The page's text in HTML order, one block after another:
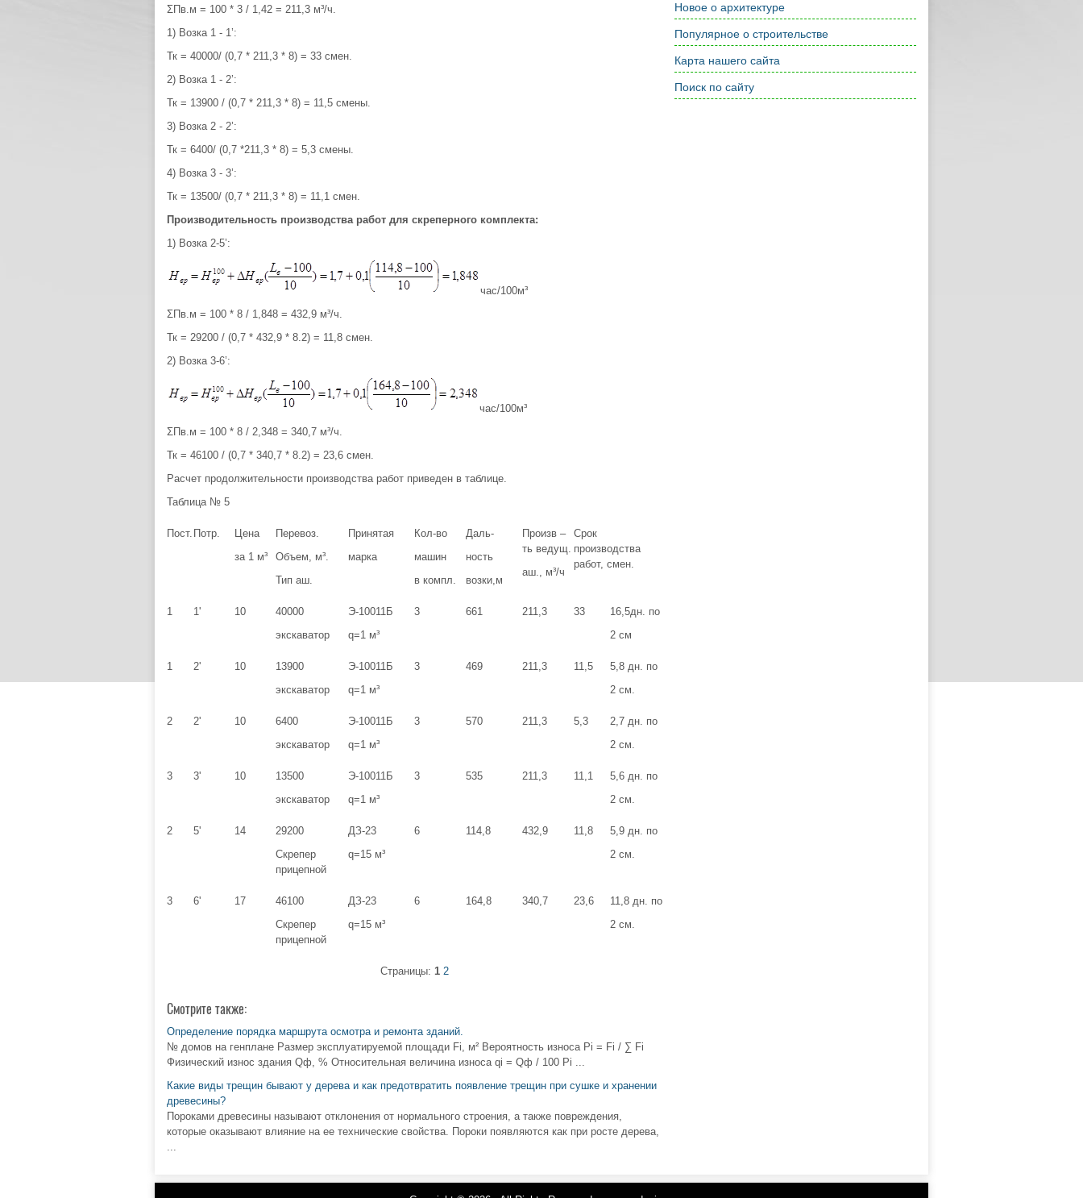
ΣПв.м = 100 * 3 / 1,42 = 211,3 м³/ч.
1) Возка 1 - 1’:
Тк = 40000/ (0,7 * 211,3 * 8) = 33 смен.
2) Возка 1 - 2’:
Тк = 13900 / (0,7 * 211,3 * 8) = 11,5 смены.
3) Возка 2 - 2’:
Тк = 6400/ (0,7 *211,3 * 8) = 5,3 смены.
4) Возка 3 - 3’:
Тк = 13500/ (0,7 * 211,3 * 8) = 11,1 смен.
Производительность производства работ для скреперного комплекта:
1) Возка 2-5’:
час/100м³
ΣПв.м = 100 * 8 / 1,848 = 432,9 м³/ч.
Тк = 29200 / (0,7 * 432,9 * 8.2) = 11,8 смен.
2) Возка 3-6’:
час/100м³
ΣПв.м = 100 * 8 / 2,348 = 340,7 м³/ч.
Тк = 46100 / (0,7 * 340,7 * 8.2) = 23,6 смен.
Расчет продолжительности производства работ приведен в таблице.
Таблица № 5
Пост. Потр.
Цена
за 1 м³
Перевоз.
Объем, м³.
Тип аш.
Принятая
марка
Кол-во
машин
в компл.
Даль-
ность
возки,м
Произв –
ть ведущ.
аш., м³/ч
Срок
производства
работ, смен.
1 1' 10
40000
экскаватор
Э-10011Б
q=1 м³
3 661 211,3 33
16,5дн. по
2 см
1 2' 10
13900
экскаватор
Э-10011Б
q=1 м³
3 469 211,3 11,5
5,8 дн. по
2 см.
2 2' 10
6400
экскаватор
Э-10011Б
q=1 м³
3 570 211,3 5,3
2,7 дн. по
2 см.
3 3' 10
13500
экскаватор
Э-10011Б
q=1 м³
3 535 211,3 11,1
5,6 дн. по
2 см.
2 5' 14
29200
Скрепер
прицепной
ДЗ-23
q=15 м³
6 114,8 432,9 11,8
5,9 дн. по
2 см.
3 6' 17
46100
Скрепер
прицепной
ДЗ-23
q=15 м³
6 164,8 340,7 23,6
11,8 дн. по
2 см.
Страницы: 1 2
Смотрите также:
Определение порядка маршрута осмотра и ремонта зданий.
№ домов на генплане Размер эксплуатируемой площади Fi, м² Вероятность износа Pi = Fi / ∑ Fi
Физический износ здания Qф, % Относительная величина износа qi = Qф / 100 Pi ...
Какие виды трещин бывают у дерева и как предотвратить появление трещин при сушке и хранении
древесины?
Пороками древесины называют отклонения от нормального строения, а также повреждения,
которые оказывают влияние на ее технические свойства. Пороки появляются как при росте дерева,
...
Новое о архитектуре
Популярное о строительстве
Карта нашего сайта
Поиск по сайту